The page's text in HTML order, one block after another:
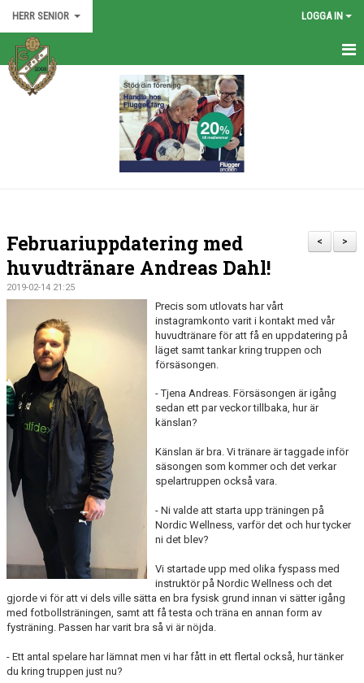
HERR SENIOR LOGGA IN
HEM
KONTAKT
MATCHER
>
<
Februariuppdatering med
huvudtränare Andreas Dahl!
2019-02-14 21:25
Precis som utlovats har vårt
instagramkonto varit i kontakt med vår
huvudtränare för att få en uppdatering på
läget samt tankar kring truppen och
försäsongen.
- Tjena Andreas. Försäsongen är igång
sedan ett par veckor tillbaka, hur är
känslan?
Känslan är bra. Vi tränare är taggade inför
säsongen som kommer och det verkar
spelartruppen också vara.
- Ni valde att starta upp träningen på
Nordic Wellness, varför det och hur tycker
ni det blev?
Vi startade upp med olika fyspass med
instruktör på Nordic Wellness och det
gjorde vi för att vi dels ville sätta en bra fysisk grund innan vi sätter igång
med fotbollsträningen, samt att få testa och träna en annan form av
fysträning. Passen har varit bra så vi är nöjda.
- Ett antal spelare har lämnat men vi har fått in ett flertal också, hur tänker
du kring truppen just nu?